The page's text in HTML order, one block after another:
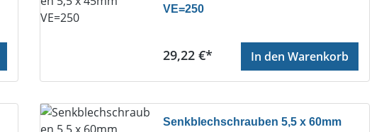
VE=250
Regulärer Preis:
29,22 €* In den Warenkorb
Senkblechschrauben 5,5 x 60mm